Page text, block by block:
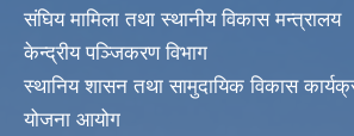
संघिय मामिला तथा स्थानीय विकास मन्त्रालय
केन्द्रीय पञ्जिकरण विभाग
स्थानिय शासन तथा सामुदायिक विकास
योजना आयोग